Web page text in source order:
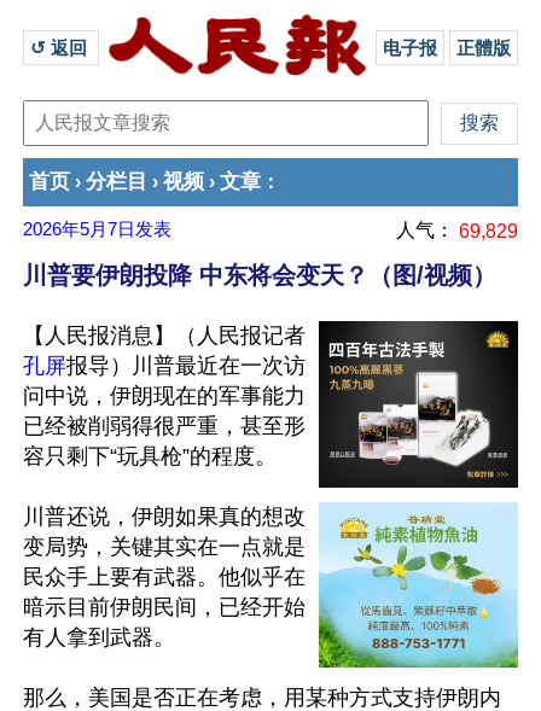
↺ 返回 电子报 正體版
首页 › 分栏目 › 视频 › 文章 ：
2026年5月7日 发表 人气： 69,829
川普要伊朗投降 中东将会变天？（图/视频）
【人民报消息】（人民报记者
孔屏报导）川普最近在一次访
问中说，伊朗现在的军事能力
已经被削弱得很严重，甚至形
容只剩下“玩具枪”的程度。
川普还说，伊朗如果真的想改
变局势，关键其实在一点就是
民众手上要有武器。他似乎在
暗示目前伊朗民间，已经开始
有人拿到武器。
那么，美国是否正在考虑，用某种方式支持伊朗内